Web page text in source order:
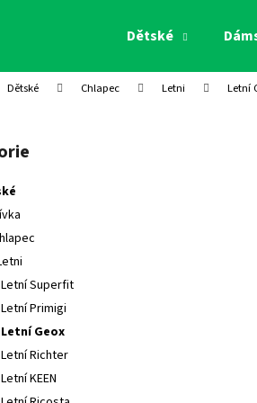
Dětské
Dětské Chlapec Letni Letní
Letní Superfit
Letní Primigi
Letní Geox
Letní Richter
Letní KEEN